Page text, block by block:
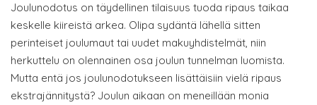
Joulunodotus on täydellinen tilaisuus tuoda ripaus taikaa
keskelle kiireistä arkea. Olipa sydäntä lähellä sitten
perinteiset joulumaut tai uudet makuyhdistelmät, niin
herkuttelu on olennainen osa joulun tunnelman luomista.
Mutta entä jos joulunodotukseen lisättäisiin vielä ripaus
ekstrajännitystä? Joulun aikaan on meneillään monia